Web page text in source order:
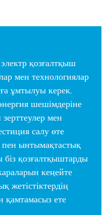
қозғалтқыш
мен технологиялар
ұмтылуы керек.
шешімдеріне
мен
салу өте
ынтымақтастық
қозғалтқыштарды
кеңейте
жетістіктердің
қамтамасыз ете